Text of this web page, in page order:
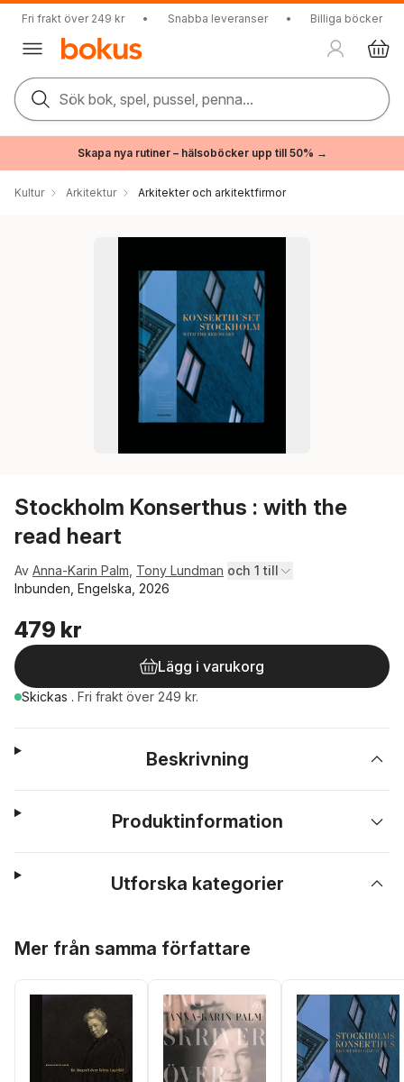
Fri frakt över 249 kr • Snabba leveranser • Billiga böcker
Sök bok, spel, pussel, penna...
Skapa nya rutiner – hälsoböcker upp till 50% →
Kultur Arkitektur Arkitekter och arkitektfirmor
Stockholm Konserthus : with the
read heart
Av Anna-Karin Palm Tony Lundman och 1 till
Inbunden, Engelska, 2026
479 kr
Lägg i varukorg
Skickas . Fri frakt över 249 kr.
Beskrivning
Produktinformation
Utforska kategorier
Mer från samma författare